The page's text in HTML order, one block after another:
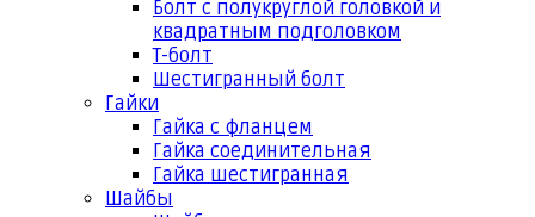
Болт с полукруглой головкой и
квадратным подголовком
Т-болт
Шестигранный болт
Гайки
Гайка с фланцем
Гайка соединительная
Гайка шестигранная
Шайбы